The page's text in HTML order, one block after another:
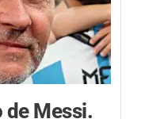
de Messi.